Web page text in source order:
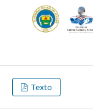
Texto